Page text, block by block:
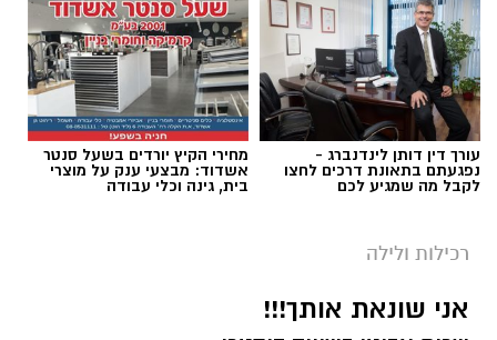
עורך דין דותן לינדנברג -
נפגעתם בתאונת דרכים לחצו
לקבל מה שמגיע לכם
מחירי הקיץ יורדים בשעל סנטר
אשדוד: מבצעי ענק על מוצרי
בית, גינה וכלי עבודה
רכילות ולילה
אני שונאת אותך!!!